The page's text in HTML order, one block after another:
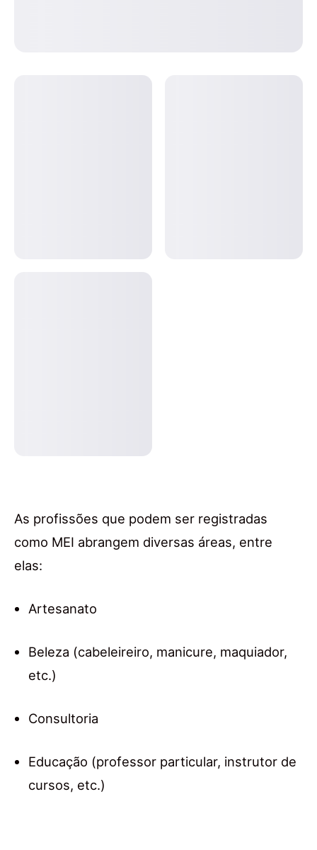
As profissões que podem ser registradas
como MEI abrangem diversas áreas, entre
elas:
Artesanato
Beleza (cabeleireiro, manicure, maquiador,
etc.)
Consultoria
Educação (professor particular, instrutor de
cursos, etc.)